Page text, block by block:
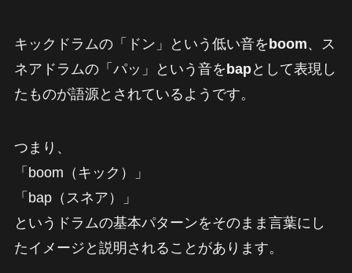
キックドラムの「ドン」という低い音を boom、ス
ネアドラムの「パッ」という音を bapとして表現し
たものが語源とされているようです。
つまり、
「boom（キック）」
「bap（スネア）」
というドラムの基本パターンをそのまま言葉にし
たイメージと説明されることがあります。